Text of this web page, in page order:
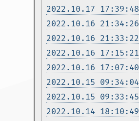
2022.10.17 17:39:48
2022.10.16 21:34:26
2022.10.16 21:33:22
2022.10.16 17:15:21
2022.10.16 17:07:40
2022.10.15 09:34:04
2022.10.15 09:33:45
2022.10.14 18:10:49